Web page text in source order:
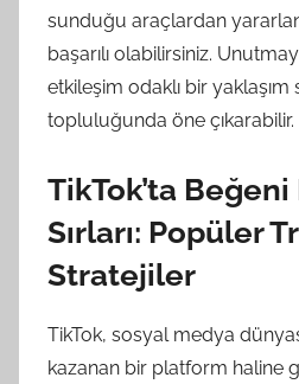
sunduğu araçlardan
başarılı olabilirsiniz.
etkileşim odaklı bir yaklaşım
topluluğunda öne çıkarabilir.
TikTok’ta Beğeni
Sırları: Popüler
Stratejiler
TikTok, sosyal medya
kazanan bir platform haline